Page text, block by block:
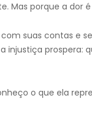
Mas porque a dor
suas contas e
injustiça prospera:
o que ela